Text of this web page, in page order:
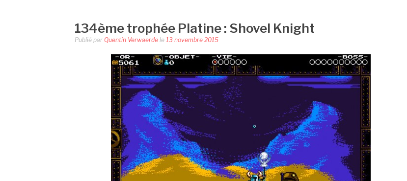
134ème trophée Platine : Shovel Knight
Publié par Quentin Verwaerde le 13 novembre 2015